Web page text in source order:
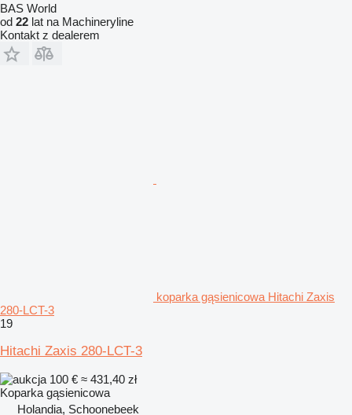
BAS World
od 22 lat na Machineryline
Kontakt z dealerem
koparka gąsienicowa Hitachi Zaxis
280-LCT-3
19
Hitachi Zaxis 280-LCT-3
100 € ≈ 431,40 zł
Koparka gąsienicowa
Holandia, Schoonebeek